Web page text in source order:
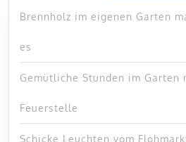
Brennholz im eigenen Garten
es
Gemütliche Stunden im Garten
Feuerstelle
Schicke Leuchten vom